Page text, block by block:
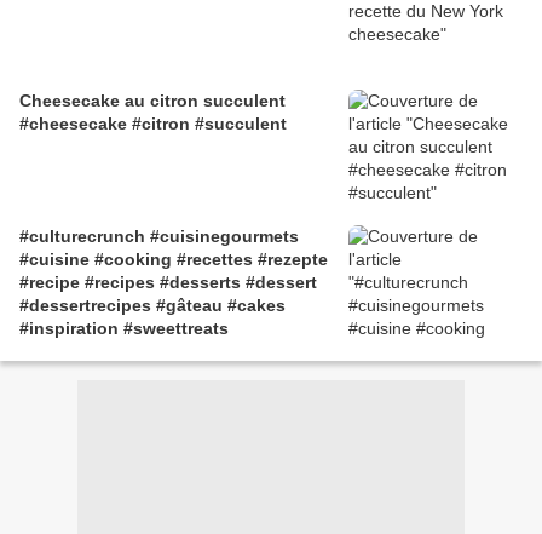
#easyrecipes #diy #yummy #cake
#cream #gateau #patisserie #pain
Cheesecake au citron succulent
#cheesecake #citron #succulent
#culturecrunch #cuisinegourmets
#cuisine #cooking #recettes #rezepte
#recipe #recipes #desserts #dessert
#dessertrecipes #gâteau #cakes
#inspiration #sweettreats